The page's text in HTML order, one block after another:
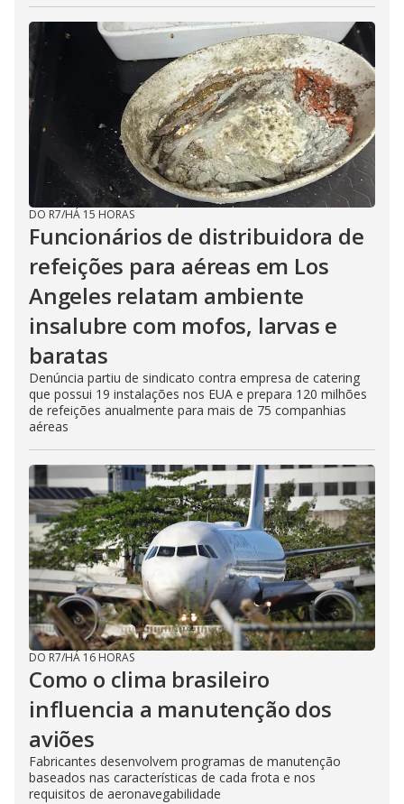
DO R7/HÁ 15 HORAS
Funcionários de distribuidora de
refeições para aéreas em Los
Angeles relatam ambiente
insalubre com mofos, larvas e
baratas
Denúncia partiu de sindicato contra empresa de catering
que possui 19 instalações nos EUA e prepara 120 milhões
de refeições anualmente para mais de 75 companhias
aéreas
DO R7/HÁ 16 HORAS
Como o clima brasileiro
influencia a manutenção dos
aviões
Fabricantes desenvolvem programas de manutenção
baseados nas características de cada frota e nos
requisitos de aeronavegabilidade